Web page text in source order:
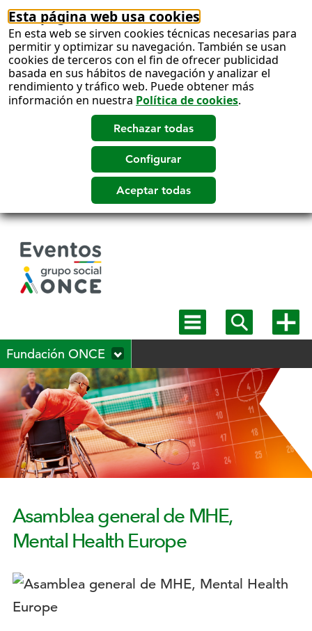
Esta página web usa cookies
En esta web se sirven cookies técnicas necesarias para
permitir y optimizar su navegación. También se usan
cookies de terceros con el fin de ofrecer publicidad
basada en sus hábitos de navegación y analizar el
rendimiento y tráfico web. Puede obtener más
información en nuestra Política de cookies.
Mostrar
menú
Mostrar
buscadormás
Fundación ONCE
Asamblea general de MHE,
Mental Health Europe
Logotipo: